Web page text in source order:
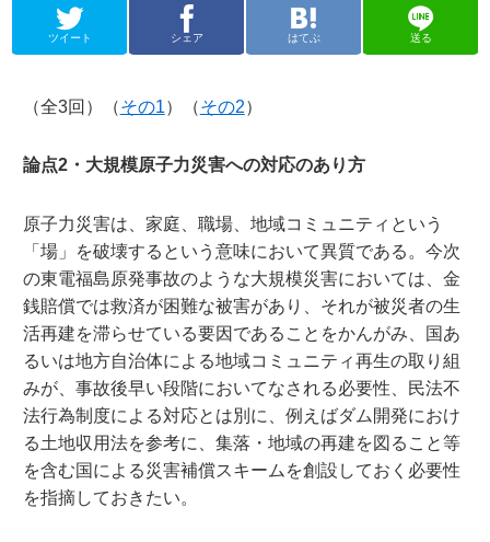
ツイート シェア はてぶ 送る
（全3回）（その1）（その2）
論点2・大規模原子力災害への対応のあり方
原子力災害は、家庭、職場、地域コミュニティという
「場」を破壊するという意味において異質である。今次
の東電福島原発事故のような大規模災害においては、金
銭賠償では救済が困難な被害があり、それが被災者の生
活再建を滞らせている要因であることをかんがみ、国あ
るいは地方自治体による地域コミュニティ再生の取り組
みが、事故後早い段階においてなされる必要性、民法不
法行為制度による対応とは別に、例えばダム開発におけ
る土地収用法を参考に、集落・地域の再建を図ること等
を含む国による災害補償スキームを創設しておく必要性
を指摘しておきたい。